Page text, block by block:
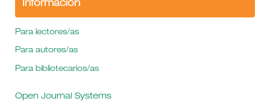
Información
Para lectores/as
Para autores/as
Para bibliotecarios/as
Open Journal Systems